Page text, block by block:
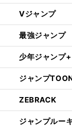
Vジャンプ
最強ジャンプ
少年ジャンプ+
ジャンプ
ZEBRACK
ジャンプルー